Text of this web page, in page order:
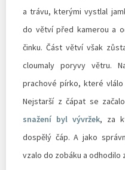
a trávu, kterými vystlal
do větví před kamerou a
činku. Část větví však
cloumaly poryvy větru.
prachové pírko, které vlálo
Nejstarší z čápat se
snažení byl vývržek, za
dospělý čáp. A jako
vzalo do zobáku a odhodilo